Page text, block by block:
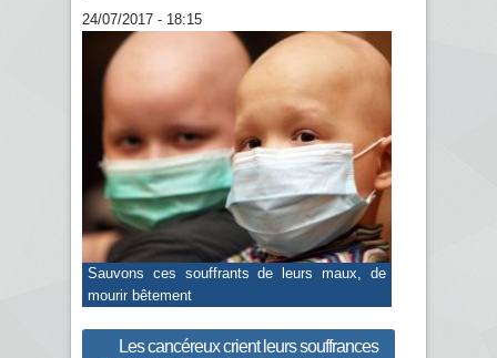
24/07/2017 - 18:15
Sauvons ces souffrants de leurs maux, de
mourir bêtement
Les cancéreux crient leurs souffrances